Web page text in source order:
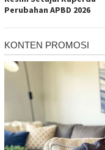
Perubahan APBD 2026